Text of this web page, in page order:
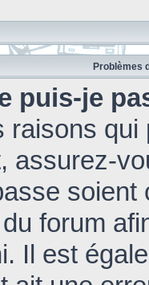
Problèmes
puis-je
raisons
assurez-
soient
forum
Il est